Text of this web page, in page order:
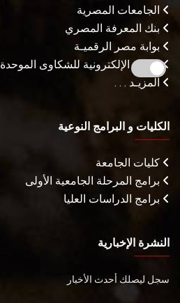
الجامعات المصرية
بنك المعرفة المصري
بوابة مصر الرقميـة
البوابة الإلكترونية للشكاوى الموحدة
المزيـد . . .
الكليات و البرامج النوعية
كليات الجامعة
برامج المرحلة الجامعية الأولى
برامج الدراسات العليا
النشرة الإخبارية
سجل ليصلك أحدث الأخبار